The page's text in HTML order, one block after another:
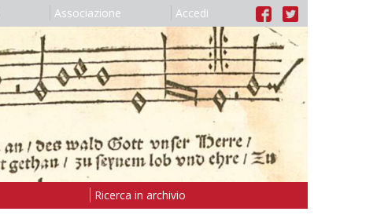
Associazione Accedi
Ricerca in archivio